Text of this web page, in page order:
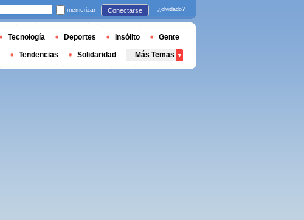
memorizar Conectarse ¿olvidado?
Tecnología Deportes Insólito Gente
Tendencias Solidaridad Más Temas